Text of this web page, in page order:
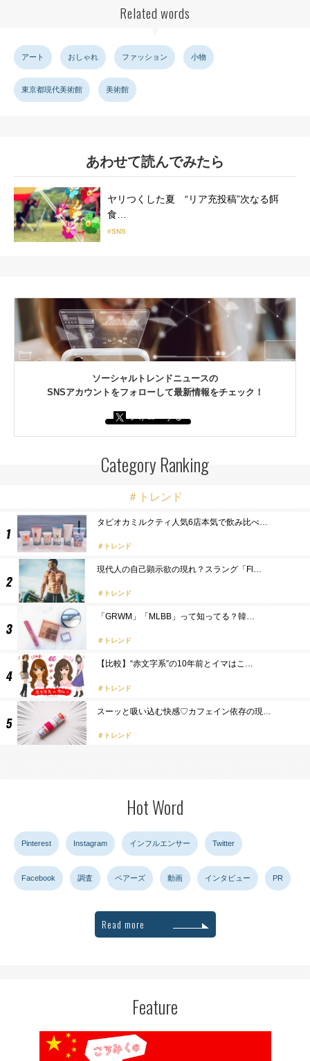
Related words
アート おしゃれ ファッション 小物
東京都現代美術館 美術館
あわせて読んでみたら
ヤリつくした夏 “リア充投稿”次なる餌
食…
#SNS
ソーシャルトレンドニュースの
SNSアカウントをフォローして最新情報をチェック！
Category Ranking
＃トレンド
タピオカミルクティ人気6店本気で飲み比べ…
トレンド
現代人の自己顕示欲の現れ？スラング「Fl…
トレンド
「GRWM」「MLBB」って知ってる？韓…
トレンド
【比較】“赤文字系”の10年前とイマはこ…
トレンド
スーッと吸い込む快感♡カフェイン依存の現…
トレンド
Hot Word
Pinterest Instagram インフルエンサー Twitter
Facebook 調査 ペアーズ 動画 インタビュー PR
Read more
Feature